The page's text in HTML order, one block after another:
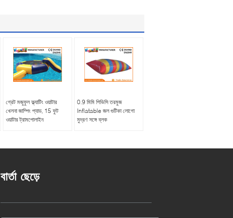
গ্রেট মজুফুল ফ্ল্যাটিং ওয়াটার
খেলনা জাম্পিং প্যাড, 15 ফুট
ওয়াটার ট্রামপোলাইন
0.9 মিমি পিভিসি তরমুজ
Inflatable জল গুটিকা লোগো
মুদ্রণ সঙ্গে ব্লক
বার্তা ছেড়ে